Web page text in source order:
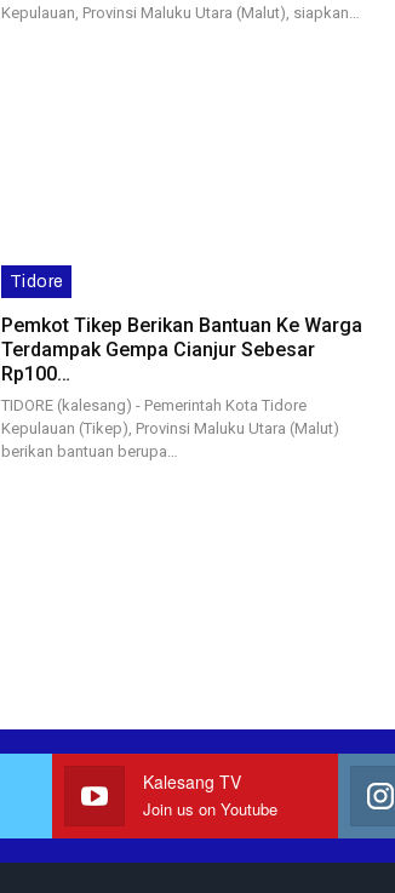
Kepulauan, Provinsi Maluku Utara (Malut), siapkan…
Tidore
Pemkot Tikep Berikan Bantuan Ke Warga
Terdampak Gempa Cianjur Sebesar
Rp100…
TIDORE (kalesang) - Pemerintah Kota Tidore
Kepulauan (Tikep), Provinsi Maluku Utara (Malut)
berikan bantuan berupa…
Kalesang TV
Join us on Youtube